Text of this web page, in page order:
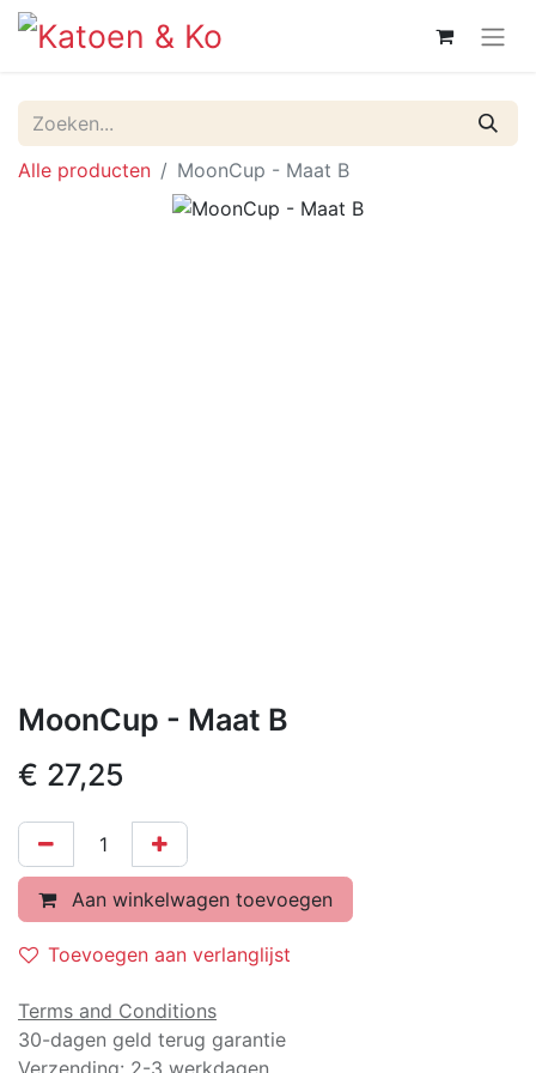
Alle producten MoonCup - Maat B
MoonCup - Maat B
€ 27,25
Aan winkelwagen toevoegen
Toevoegen aan verlanglijst
Terms and Conditions
30-dagen geld terug garantie
Verzending: 2-3 werkdagen